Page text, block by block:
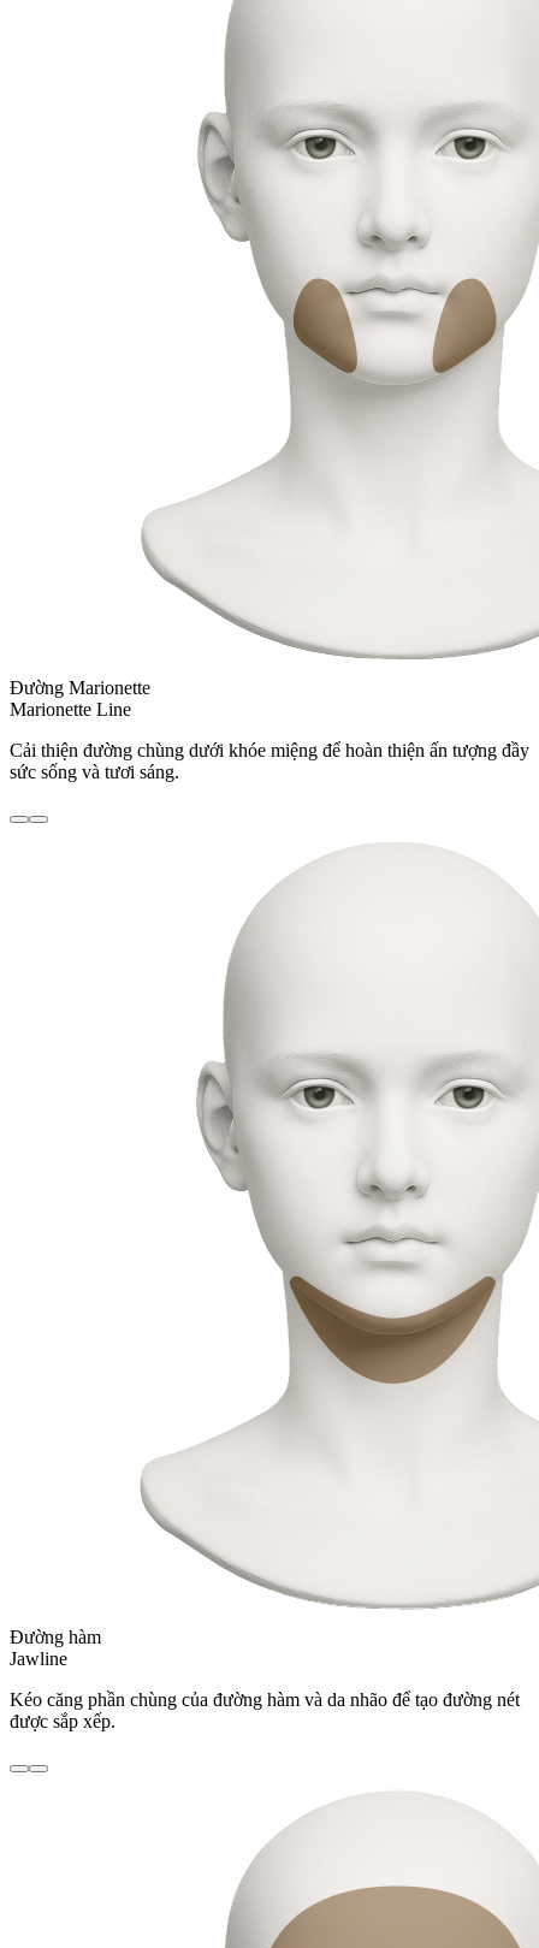
Đường Marionette
Marionette Line
Cải thiện đường chùng dưới khóe miệng để hoàn thiện ấn tượng đầy
sức sống và tươi sáng.
Đường hàm
Jawline
Kéo căng phần chùng của đường hàm và da nhão để tạo đường nét
được sắp xếp.